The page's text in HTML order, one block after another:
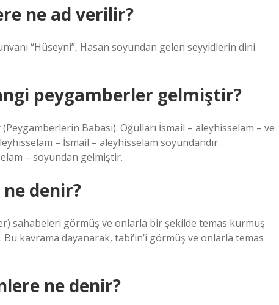
ne ad verilir?
“Hüseyni”, Hasan soyundan gelen seyyidlerin dini
peygamberler gelmiştir?
Babası). Oğulları İsmail – aleyhisselam – ve
– İsmail – aleyhisselam soyundandır.
– soyundan gelmiştir.
denir?
kavrama dayanarak, tabi’in’i görmüş ve onlarla temas
ne denir?